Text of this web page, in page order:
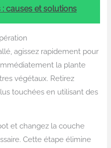
causes et solutions
agissez rapidement pour
la plante
végétaux. Retirez
touchées en utilisant des
et changez la couche
Cette étape élimine